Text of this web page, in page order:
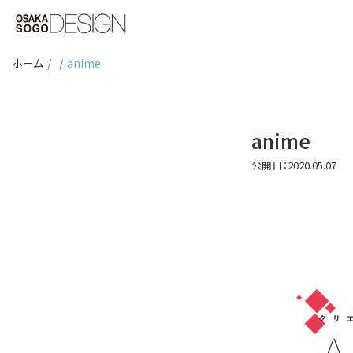
ホーム anime
anime
公開日：2020.05.07